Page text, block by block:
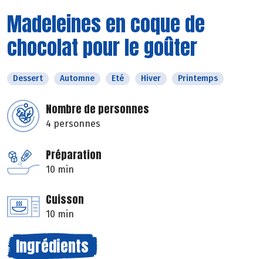
Madeleines en coque de
chocolat pour le goûter
Dessert Automne Eté Hiver Printemps
Nombre de personnes
4 personnes
Préparation
10 min
Cuisson
10 min
Ingrédients